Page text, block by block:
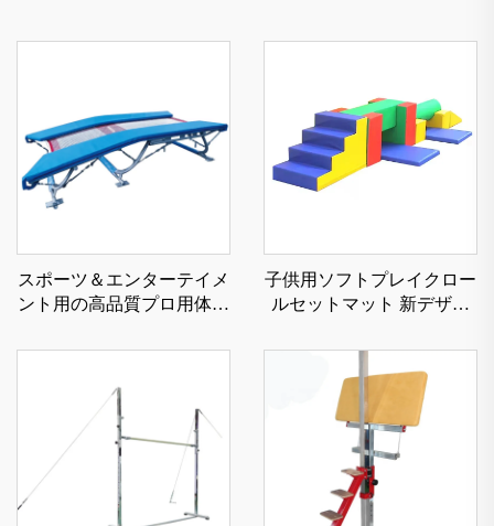
スポーツ＆エンターテイメ
ント用の高品質プロ用体操
子供用ソフトプレイクロー
ルセットマット 新デザイ
ゃ